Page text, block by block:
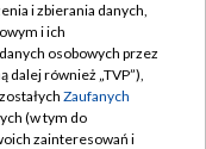
i zbierania danych,
i ich
osobowych przez
dalej również „TVP”),
Zaufanych
(w tym do
zainteresowań i